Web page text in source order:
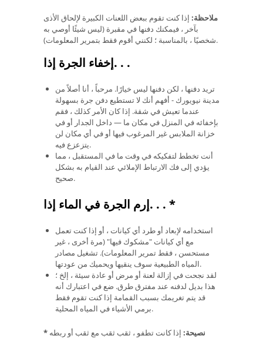
ملاحظة: إذا كنت تقوم ببعض اللعنات الكبيرة لإلحاق الأذى
بآخر ، فيمكنك دفنها في مقبرة (ليس شيئًا أوصي به
شخصيًا ، بالمناسبة ؛ لكنني أقوم فقط بتمرير المعلومات).
إخفاء الجرة إذا. . .
تريد دفنها ، لكن دفنها ليس خيارًا. مرحباً ، أنا أصلاً من
مدينة نيويورك - أفهم أنك لا تستطيع دفن جرة بسهولة
عندما تعيش في شقة. إذا كان الأمر كذلك ، فقم
بإخفائه في المنزل في مكان ما — داخل الجدار أو في
خزانة الملابس غير المرغوب فيها أو في أي مكان لن
يتزعزع فيه.
أنت تخطط لتفكيكه في وقت ما في المستقبل ، مما
يؤدي إلى فك الارتباط الإملائي عند القيام به بشكل
صحيح.
إرم الجرة في الماء إذا. . . *
استخدامه لإبعاد أو طرد أي كيانات ، أو إذا كنت تعمل
مع أي كيانات "مشكوك فيها" (مرة أخرى ، غير
مستحسن ، فقط تمرير المعلومات). تشغيل مصادر
المياه الطبيعية سوف ينقيها ويحميك من عودتها.
لقد نجحت في إزالة لعنة أو مرض أو عادة سيئة ، إلخ ؛
هذا بديل لدفنه عند مفترق طرق. ضع في اعتبارك أنه
قد يتم تغريمك بسبب القمامة إذا كنت تقوم فقط
برمي الأشياء في المياه المحلية.
* نصيحة: إذا كانت تطفو ، ثقب ثقب مع ثقب أو ربطه